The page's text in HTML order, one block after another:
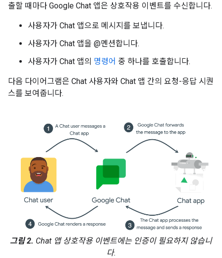
출할 때마다 Google Chat 앱은 상호작용 이벤트를 수신합니다.
사용자가 Chat 앱으로 메시지를 보냅니다.
사용자가 Chat 앱을 @멘션합니다.
사용자가 Chat 앱의 명령어 중 하나를 호출합니다.
다음 다이어그램은 Chat 사용자와 Chat 앱 간의 요청-응답 시퀀
스를 보여줍니다.
그림 2. Chat 앱 상호작용 이벤트에는 인증이 필요하지 않습니
다.